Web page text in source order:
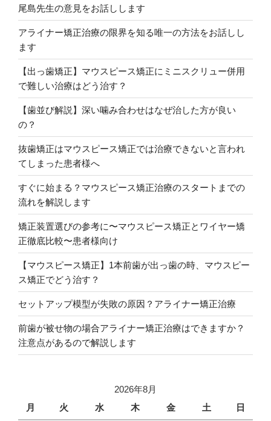
尾島先生の意見をお話しします
アライナー矯正治療の限界を知る唯一の方法をお話しし
ます
【出っ歯矯正】マウスピース矯正にミニスクリュー併用
で難しい治療はどう治す？
【歯並び解説】深い噛み合わせはなぜ治した方が良い
の？
抜歯矯正はマウスピース矯正では治療できないと言われ
てしまった患者様へ
すぐに始まる？マウスピース矯正治療のスタートまでの
流れを解説します
矯正装置選びの参考に〜マウスピース矯正とワイヤー矯
正徹底比較〜患者様向け
【マウスピース矯正】1本前歯が出っ歯の時、マウスピー
ス矯正でどう治す？
セットアップ模型が失敗の原因？アライナー矯正治療
前歯が被せ物の場合アライナー矯正治療はできますか？
注意点があるので解説します
2026年8月
月
火 水 木 金 土 日